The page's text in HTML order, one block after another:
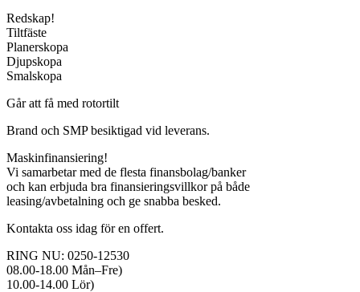
Redskap!
Tiltfäste
Planerskopa
Djupskopa
Smalskopa
Går att få med rotortilt
Brand och SMP besiktigad vid leverans.
Maskinfinansiering!
Vi samarbetar med de flesta finansbolag/banker
och kan erbjuda bra finansieringsvillkor på både
leasing/avbetalning och ge snabba besked.
Kontakta oss idag för en offert.
RING NU: 0250-12530
08.00-18.00 Mån–Fre)
10.00-14.00 Lör)